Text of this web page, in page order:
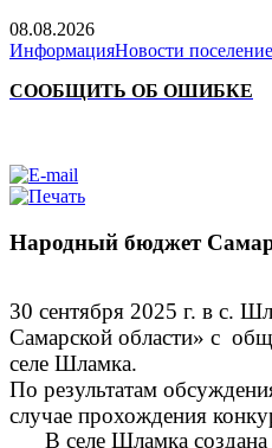
08.08.2026
ИнформацияНовости поселение
CООБЩИТЬ ОБ ОШИБКЕ
Народный бюджет
30 сентября 2025 г. в с.
Самарской области» с
селе Шламка.
По результатам
случае прохождения
В селе Шламка